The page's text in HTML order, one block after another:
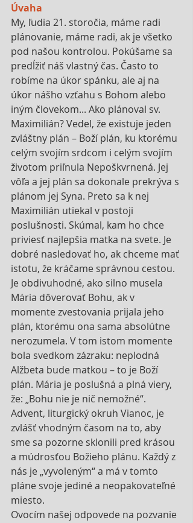
Úvaha
My, ľudia 21. storočia, máme radi
plánovanie, máme radi, ak je všetko
pod našou kontrolou. Pokúšame sa
predĺžiť náš vlastný čas. Často to
robíme na úkor spánku, ale aj na
úkor nášho vzťahu s Bohom alebo
iným človekom... Ako plánoval sv.
Maximilián? Vedel, že existuje jeden
zvláštny plán – Boží plán, ku ktorému
celým svojím srdcom i celým svojím
životom priľnula Nepoškvrnená. Jej
vôľa a jej plán sa dokonale prekrýva s
plánom jej Syna. Preto sa k nej
Maximilián utiekal v postoji
poslušnosti. Skúmal, kam ho chce
priviesť najlepšia matka na svete. Je
dobré nasledovať ho, ak chceme mať
istotu, že kráčame správnou cestou.
Je obdivuhodné, ako silno musela
Mária dôverovať Bohu, ak v
momente zvestovania prijala jeho
plán, ktorému ona sama absolútne
nerozumela. V tom istom momente
bola svedkom zázraku: neplodná
Alžbeta bude matkou – to je Boží
plán. Mária je poslušná a plná viery,
že: „Bohu nie je nič nemožné“.
Advent, liturgický okruh Vianoc, je
zvlášť vhodným časom na to, aby
sme sa pozorne sklonili pred krásou
a múdrosťou Božieho plánu. Každý z
nás je „vyvoleným“ a má v tomto
pláne svoje jediné a neopakovateľné
miesto.
Ovocím našej odpovede na pozvanie